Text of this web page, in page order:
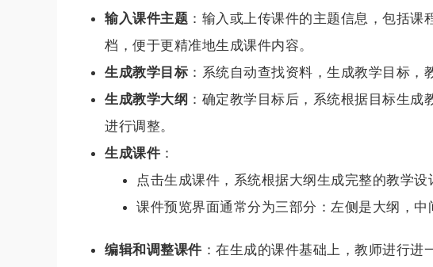
输入课件主题 ：输入或上传课件的主题信息，包括
档，便于更精准地生成课件内容。
生成教学目标 ：系统自动查找资料，生成教学目标，
生成教学大纲 ：确定教学目标后，系统根据目标生
进行调整。
生成课件 ：
点击生成课件，系统根据大纲生成完整的教学设
课件预览界面通常分为三部分：左侧是大纲，中
编辑和调整课件 ：在生成的课件基础上，教师进行